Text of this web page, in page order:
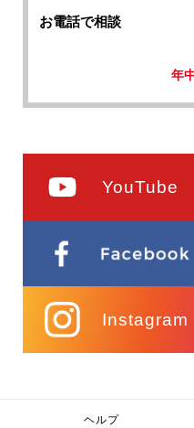
お電話で相談
年
YouTube
Instagram
ヘルプ